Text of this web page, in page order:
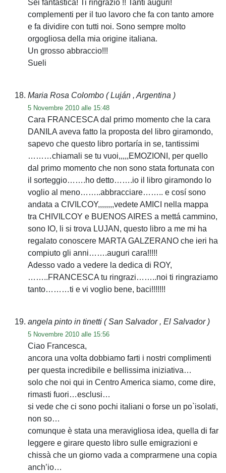
Sei fantastica! Ti ringrazio !! Tanti auguri!
complementi per il tuo lavoro che fa con tanto amore
e fa dividire con tutti noi. Sono sempre molto
orgogliosa della mia origine italiana.
Un grosso abbraccio!!!
Sueli
Maria Rosa Colombo ( Luján , Argentina )
5 Novembre 2010 alle 15:48
Cara FRANCESCA dal primo momento che la cara
DANILA aveva fatto la proposta del libro giramondo,
sapevo che questo libro portaría in se, tantissimi
………chiamali se tu vuoi,,,,,EMOZIONI, per quello
dal primo momento che non sono stata fortunata con
il sorteggio…….ho detto…….io il libro giramondo lo
voglio al meno……..abbracciare…….. e cosí sono
andata a CIVILCOY,,,,,,,,vedete AMICI nella mappa
tra CHIVILCOY e BUENOS AIRES a mettá cammino,
sono IO, li si trova LUJAN, questo libro a me mi ha
regalato conoscere MARTA GALZERANO che ieri ha
compiuto gli anni…….auguri cara!!!!!
Adesso vado a vedere la dedica di ROY,
……..FRANCESCA tu ringrazi……..noi ti ringraziamo
tanto………ti e vi voglio bene, baci!!!!!!!
angela pinto in tinetti ( San Salvador , El Salvador )
5 Novembre 2010 alle 15:56
Ciao Francesca,
ancora una volta dobbiamo farti i nostri complimenti
per questa incredibile e bellissima iniziativa…
solo che noi qui in Centro America siamo, come dire,
rimasti fuori…esclusi…
si vede che ci sono pochi italiani o forse un po`isolati,
non so…
comunque è stata una meravigliosa idea, quella di far
leggere e girare questo libro sulle emigrazioni e
chissà che un giorno vada a comprarmene una copia
anch’io…